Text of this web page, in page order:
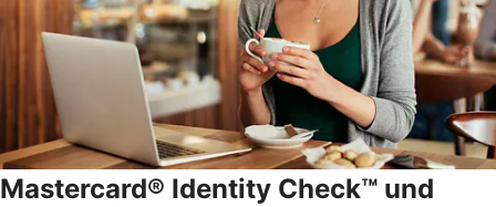
Mastercard® Identity Check™ und